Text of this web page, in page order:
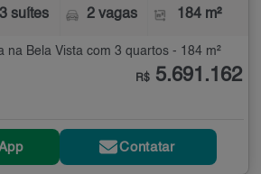
3 suítes 2 vagas 184 m²
na Bela Vista com 3 quartos - 184 m²
R$ 5.691.162
Contatar